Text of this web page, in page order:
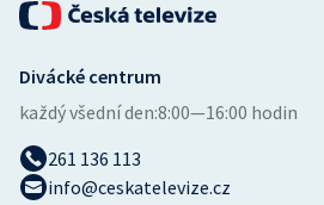
Divácké centrum
každý všední den:8:00—16:00 hodin
261 136 113
info@ceskatelevize.cz